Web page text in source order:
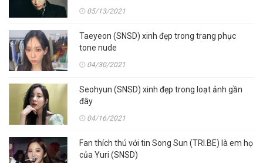
05/13/2021
Taeyeon (SNSD) xinh đẹp trong trang phục
tone nude
04/30/2021
Seohyun (SNSD) xinh đẹp trong loạt ảnh gần
đây
04/16/2021
Fan thích thú với tin Song Sun (TRI.BE) là em họ
của Yuri (SNSD)